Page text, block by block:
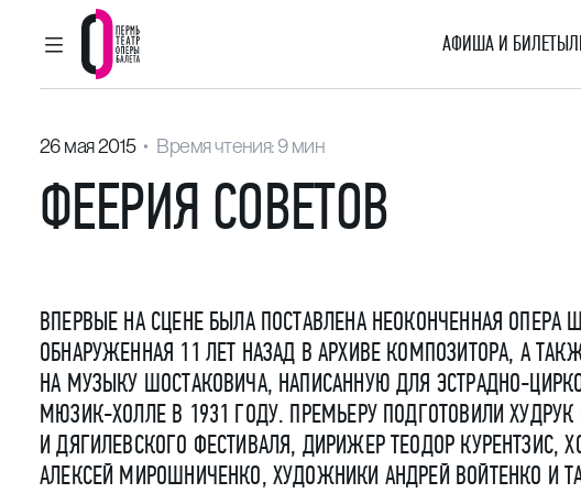
ГЛАВНОЕ МЕНЮ
Пермский театр оперы и балета
АФИША И БИЛЕТЫ
26 мая 2015 Время чтения: 9 мин
ФЕЕРИЯ СОВЕТОВ
ВПЕРВЫЕ НА СЦЕНЕ БЫЛА ПОСТАВЛЕНА НЕОКОНЧЕННАЯ ОПЕРА
ОБНАРУЖЕННАЯ 11 ЛЕТ НАЗАД В АРХИВЕ КОМПОЗИТОРА, А
НА МУЗЫКУ ШОСТАКОВИЧА, НАПИСАННУЮ ДЛЯ ЭСТРАДНО-
МЮЗИК-ХОЛЛЕ В 1931 ГОДУ. ПРЕМЬЕРУ ПОДГОТОВИЛИ
И ДЯГИЛЕВСКОГО ФЕСТИВАЛЯ, ДИРИЖЕР ТЕОДОР КУРЕНТЗИС,
АЛЕКСЕЙ МИРОШНИЧЕНКО, ХУДОЖНИКИ АНДРЕЙ ВОЙТЕНКО И